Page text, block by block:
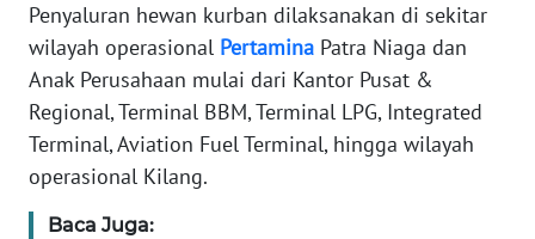
Penyaluran hewan kurban dilaksanakan di sekitar
wilayah operasional Pertamina Patra Niaga dan
Anak Perusahaan mulai dari Kantor Pusat &
Regional, Terminal BBM, Terminal LPG, Integrated
Terminal, Aviation Fuel Terminal, hingga wilayah
operasional Kilang.
Baca Juga:
News
Regional
SUMUT
WN
JAKARTA